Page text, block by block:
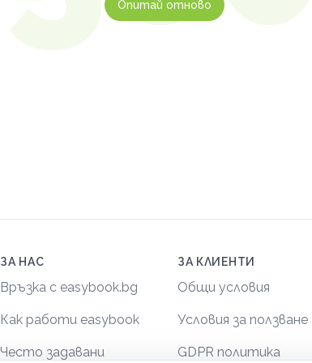
Опитай отново
ЗА НАС
Връзка с easybook.bg
Как работи easybook
Често задавани
ЗА КЛИЕНТИ
Общи условия
Условия за ползване
GDPR политика